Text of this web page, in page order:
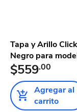
Tapa y Arillo Click
Negro para
de...
$559.00
Agregar al
carrito